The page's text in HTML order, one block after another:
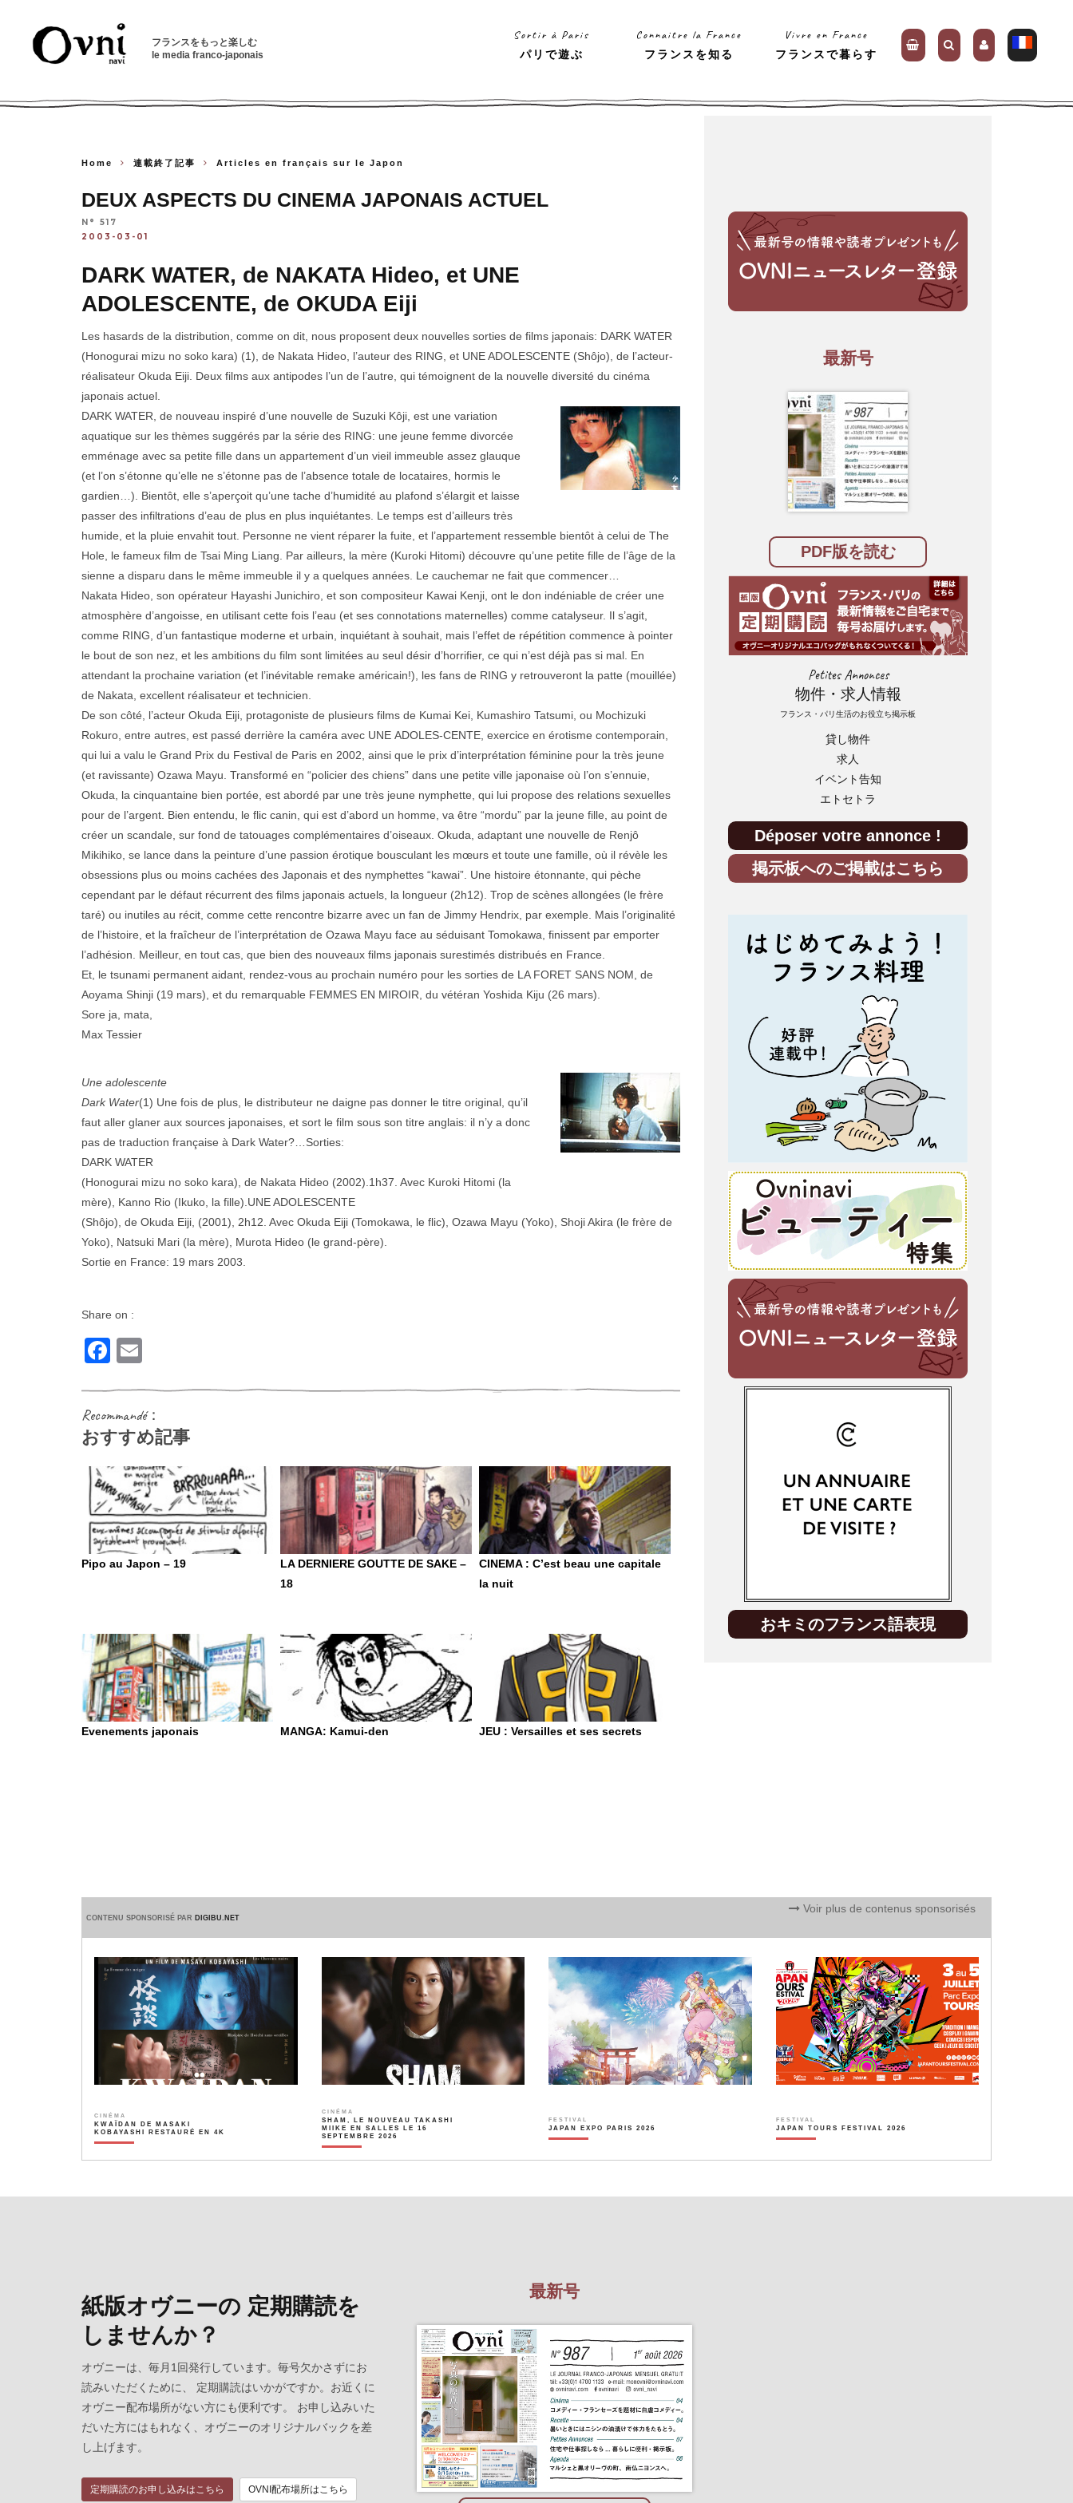
フランスをもっと楽しむ
le media franco-japonais
Sortir à Paris
パリで遊ぶ
Connaitre la France
フランスを知る
Vivre en France
フランスで暮らす
Home 連載終了記事 Articles en français sur le Japon
DEUX ASPECTS DU CINEMA JAPONAIS ACTUEL
N° 517
2003-03-01
DARK WATER, de NAKATA Hideo, et UNE
ADOLESCENTE, de OKUDA Eiji
Les hasards de la distribution, comme on dit, nous proposent deux nouvelles sorties de films japonais: DARK WATER
(Honogurai mizu no soko kara) (1), de Nakata Hideo, l’auteur des RING, et UNE ADOLESCENTE (Shôjo), de l’acteur-
réalisateur Okuda Eiji. Deux films aux antipodes l’un de l’autre, qui témoignent de la nouvelle diversité du cinéma
japonais actuel.
DARK WATER, de nouveau inspiré d’une nouvelle de Suzuki Kôji, est une variation
aquatique sur les thèmes suggérés par la série des RING: une jeune femme divorcée
emménage avec sa petite fille dans un appartement d’un vieil immeuble assez glauque
(et l’on s’étonne qu’elle ne s’étonne pas de l’absence totale de locataires, hormis le
gardien…). Bientôt, elle s’aperçoit qu’une tache d’humidité au plafond s’élargit et laisse
passer des infiltrations d’eau de plus en plus inquiétantes. Le temps est d’ailleurs très
humide, et la pluie envahit tout. Personne ne vient réparer la fuite, et l’appartement ressemble bientôt à celui de The
Hole, le fameux film de Tsai Ming Liang. Par ailleurs, la mère (Kuroki Hitomi) découvre qu’une petite fille de l’âge de la
sienne a disparu dans le même immeuble il y a quelques années. Le cauchemar ne fait que commencer…
Nakata Hideo, son opérateur Hayashi Junichiro, et son compositeur Kawai Kenji, ont le don indéniable de créer une
atmosphère d’angoisse, en utilisant cette fois l’eau (et ses connotations maternelles) comme catalyseur. Il s’agit,
comme RING, d’un fantastique moderne et urbain, inquiétant à souhait, mais l’effet de répétition commence à pointer
le bout de son nez, et les ambitions du film sont limitées au seul désir d’horrifier, ce qui n’est déjà pas si mal. En
attendant la prochaine variation (et l’inévitable remake américain!), les fans de RING y retrouveront la patte (mouillée)
de Nakata, excellent réalisateur et technicien.
De son côté, l’acteur Okuda Eiji, protagoniste de plusieurs films de Kumai Kei, Kumashiro Tatsumi, ou Mochizuki
Rokuro, entre autres, est passé derrière la caméra avec UNE ADOLES-CENTE, exercice en érotisme contemporain,
qui lui a valu le Grand Prix du Festival de Paris en 2002, ainsi que le prix d’interprétation féminine pour la très jeune
(et ravissante) Ozawa Mayu. Transformé en “policier des chiens” dans une petite ville japonaise où l’on s’ennuie,
Okuda, la cinquantaine bien portée, est abordé par une très jeune nymphette, qui lui propose des relations sexuelles
pour de l’argent. Bien entendu, le flic canin, qui est d’abord un homme, va être “mordu” par la jeune fille, au point de
créer un scandale, sur fond de tatouages complémentaires d’oiseaux. Okuda, adaptant une nouvelle de Renjô
Mikihiko, se lance dans la peinture d’une passion érotique bousculant les mœurs et toute une famille, où il révèle les
obsessions plus ou moins cachées des Japonais et des nymphettes “kawai”. Une histoire étonnante, qui pèche
cependant par le défaut récurrent des films japonais actuels, la longueur (2h12). Trop de scènes allongées (le frère
taré) ou inutiles au récit, comme cette rencontre bizarre avec un fan de Jimmy Hendrix, par exemple. Mais l’originalité
de l’histoire, et la fraîcheur de l’interprétation de Ozawa Mayu face au séduisant Tomokawa, finissent par emporter
l’adhésion. Meilleur, en tout cas, que bien des nouveaux films japonais surestimés distribués en France.
Et, le tsunami permanent aidant, rendez-vous au prochain numéro pour les sorties de LA FORET SANS NOM, de
Aoyama Shinji (19 mars), et du remarquable FEMMES EN MIROIR, du vétéran Yoshida Kiju (26 mars).
Sore ja, mata,
Max Tessier
Une adolescente
Dark Water(1) Une fois de plus, le distributeur ne daigne pas donner le titre original, qu’il
faut aller glaner aux sources japonaises, et sort le film sous son titre anglais: il n’y a donc
pas de traduction française à Dark Water?…Sorties:
DARK WATER
(Honogurai mizu no soko kara), de Nakata Hideo (2002).1h37. Avec Kuroki Hitomi (la
mère), Kanno Rio (Ikuko, la fille).UNE ADOLESCENTE
(Shôjo), de Okuda Eiji, (2001), 2h12. Avec Okuda Eiji (Tomokawa, le flic), Ozawa Mayu (Yoko), Shoji Akira (le frère de
Yoko), Natsuki Mari (la mère), Murota Hideo (le grand-père).
Sortie en France: 19 mars 2003.
Share on :
Facebook
Recommandé：
おすすめ記事
Pipo au Japon – 19
LA DERNIERE GOUTTE DE SAKE –
18
CINEMA : C’est beau une capitale
la nuit
Evenements japonais MANGA: Kamui-den JEU : Versailles et ses secrets
最新号
PDF版を読む
Petites Annonces
物件・求人情報
フランス・パリ生活のお役立ち掲示板
貸し物件
求人
イベント告知
エトセトラ
Déposer votre annonce !
掲示板へのご掲載はこちら
おキミのフランス語表現
CONTENU SPONSORISÉ PAR DIGIBU.NET
Voir plus de contenus sponsorisés
CINÉMA
KWAÏDAN DE MASAKI
KOBAYASHI RESTAURÉ EN 4K
CINÉMA
SHAM, LE NOUVEAU TAKASHI
MIIKE EN SALLES LE 16
SEPTEMBRE 2026
FESTIVAL
JAPAN EXPO PARIS 2026
FESTIVAL
JAPAN TOURS FESTIVAL 2026
紙版オヴニーの 定期購読を
しませんか？
オヴニーは、毎月1回発行しています。毎号欠かさずにお
読みいただくために、 定期購読はいかがですか。お近くに
オヴニー配布場所がない方にも便利です。 お申し込みいた
だいた方にはもれなく、オヴニーのオリジナルバックを差
し上げます。
定期購読のお申し込みはこちら OVNI配布場所はこちら
最新号